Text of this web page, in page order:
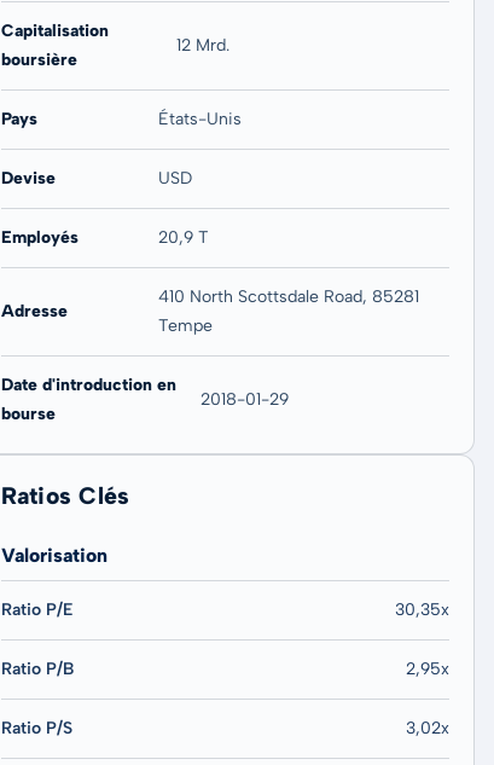
Capitalisation
boursière
12 Mrd.
Pays États-Unis
Devise USD
Employés 20,9 T
Adresse
410 North Scottsdale Road, 85281
Tempe
Date d'introduction en
bourse
2018-01-29
Ratios Clés
Valorisation
Ratio P/E 30,35x
Ratio P/B 2,95x
Ratio P/S 3,02x